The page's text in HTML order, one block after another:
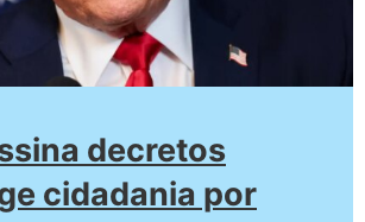
decretos
cidadania por